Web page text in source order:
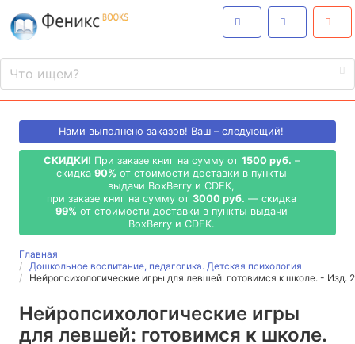
Нами выполнено заказов! Ваш – следующий!
СКИДКИ! При заказе книг на сумму от 1500 руб. –
скидка 90% от стоимости доставки в пункты
выдачи BoxBerry и CDEK,
при заказе книг на сумму от 3000 руб. — скидка
99% от стоимости доставки в пункты выдачи
BoxBerry и CDEK.
Главная
Дошкольное воспитание, педагогика. Детская психология
Нейропсихологические игры для левшей: готовимся к школе. - Изд.
Нейропсихологические игры
для левшей: готовимся к школе.